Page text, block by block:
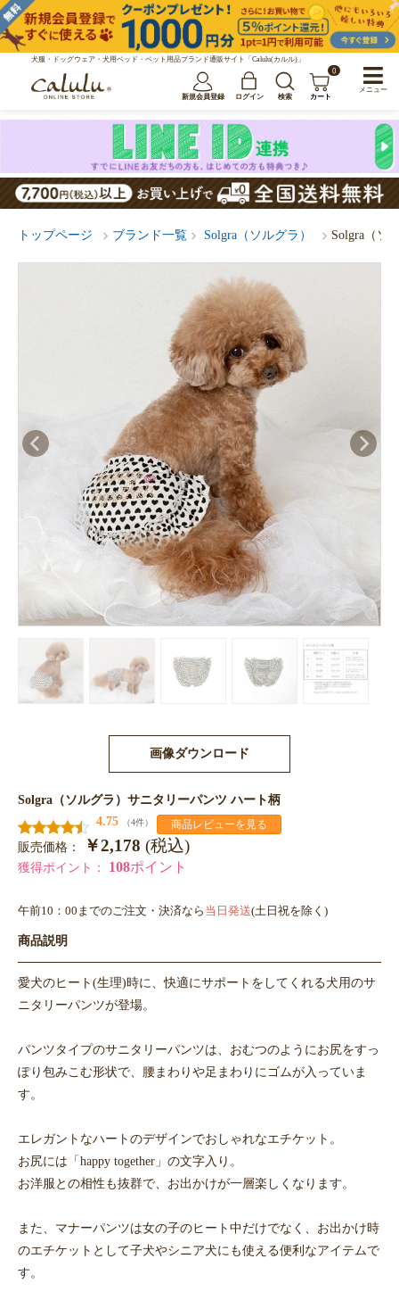
犬服・ドッグウェア・犬用ベッド・ペット用品ブランド通販サイト「Calulu(カルル)」
新規会員登録 ログイン 検索
0
カート
トップページ ブランド一覧 Solgra（ソルグラ） Solgra（ソ
画像ダウンロード
Solgra（ソルグラ）サニタリーパンツ ハート柄
4.75
（4件） 商品レビューを見る
販売価格： ￥2,178 (税込)
獲得ポイント： 108ポイント
午前10：00までのご注文・決済なら 当日発送(土日祝を除く)
商品説明
愛犬のヒート(生理)時に、快適にサポートをしてくれる犬用のサ
ニタリーパンツが登場。
パンツタイプのサニタリーパンツは、おむつのようにお尻をすっ
ぽり包みこむ形状で、腰まわりや足まわりにゴムが入っていま
す。
エレガントなハートのデザインでおしゃれなエチケット。
お尻には「happy together」の文字入り。
お洋服との相性も抜群で、お出かけが一層楽しくなります。
また、マナーパンツは女の子のヒート中だけでなく、お出かけ時
のエチケットとして子犬やシニア犬にも使える便利なアイテムで
す。
メニュー